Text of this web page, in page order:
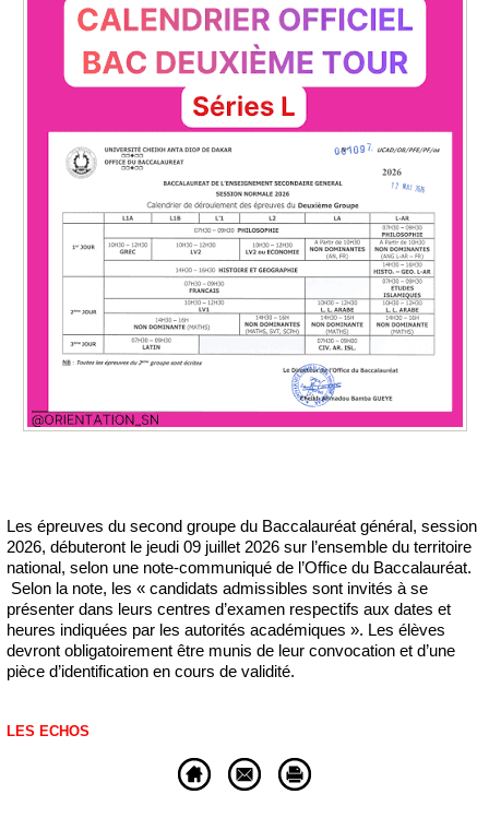
Les épreuves du second groupe du Baccalauréat général, session
2026, débuteront le jeudi 09 juillet 2026 sur l’ensemble du territoire
national, selon une note-communiqué de l’Office du Baccalauréat.
Selon la note, les « candidats admissibles sont invités à se
présenter dans leurs centres d’examen respectifs aux dates et
heures indiquées par les autorités académiques ». Les élèves
devront obligatoirement être munis de leur convocation et d’une
pièce d’identification en cours de validité.
LES ECHOS